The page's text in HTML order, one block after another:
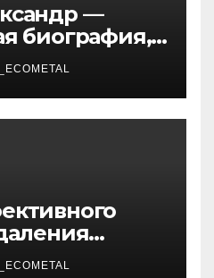
—
биография,
о жене,
жизнь
дети